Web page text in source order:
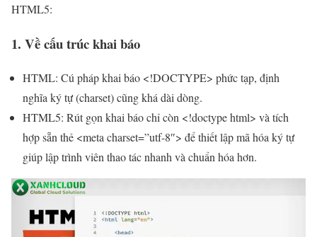
HTML5:
1. Về cấu trúc khai báo
HTML: Cú pháp khai báo <!DOCTYPE> phức tạp, định
nghĩa ký tự (charset) cũng khá dài dòng.
HTML5: Rút gọn khai báo chỉ còn <!doctype html> và tích
hợp sẵn thẻ <meta charset=”utf-8″> để thiết lập mã hóa ký tự
giúp lập trình viên thao tác nhanh và chuẩn hóa hơn.